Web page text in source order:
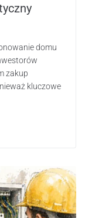
domu
zakup
kluczowe